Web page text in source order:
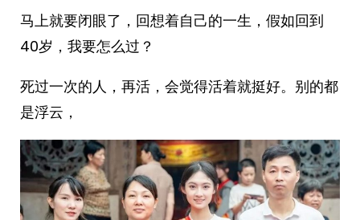
马上就要闭眼了，回想着自己的一生，假如回到
40岁，我要怎么过？
死过一次的人，再活，会觉得活着就挺好。别的都
是浮云，